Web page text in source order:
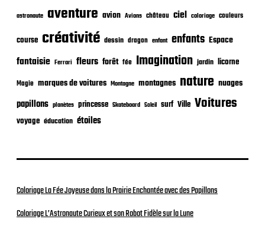
t
i
o
n
astronaute aventure avion Avions château ciel coloriage couleurs
course créativité dessin dragon enfant enfants Espace
fantaisie Ferrari fleurs forêt fée Imagination jardin licorne
Magie marques de voitures Montagne montagnes nature nuages
papillons planètes princesse Skateboard Soleil surf Ville Voitures
voyage éducation étoiles
Coloriage La Fée Joyeuse dans la Prairie Enchantée avec des Papillons
Coloriage L’Astronaute Curieux et son Robot Fidèle sur la Lune